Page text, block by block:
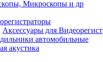
Микроскопы и др
Аксессуары для
автомобильные
акустика